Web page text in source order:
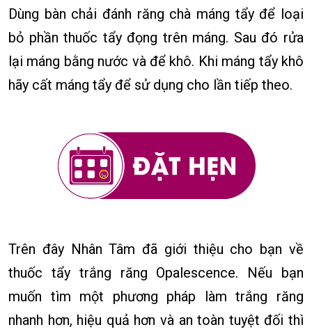
Dùng bàn chải đánh răng chà máng tẩy để loại
bỏ phần thuốc tẩy đọng trên máng. Sau đó rửa
lại máng bằng nước và để khô. Khi máng tẩy khô
hãy cất máng tẩy để sử dụng cho lần tiếp theo.
Trên đây Nhân Tâm đã giới thiệu cho bạn về
thuốc tẩy trắng răng Opalescence. Nếu bạn
muốn tìm một phương pháp làm trắng răng
nhanh hơn, hiệu quả hơn và an toàn tuyệt đối thì